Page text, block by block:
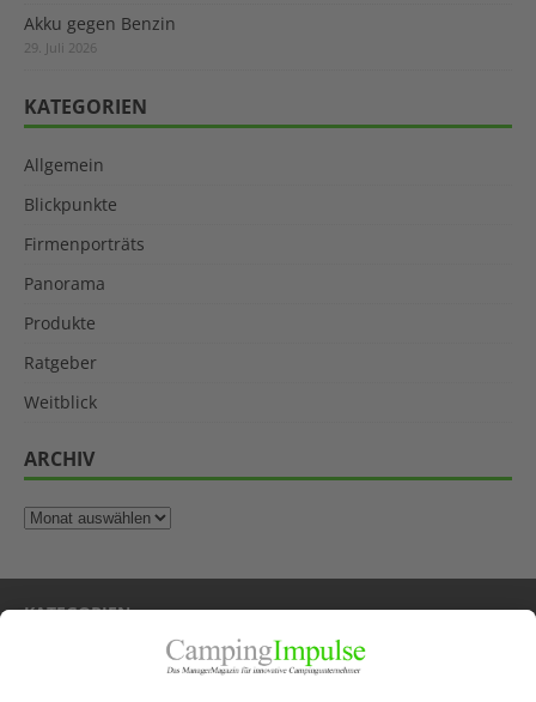
Akku gegen Benzin
29. Juli 2026
KATEGORIEN
Allgemein
Blickpunkte
Firmenporträts
Panorama
Produkte
Ratgeber
Weitblick
ARCHIV
KATEGORIEN